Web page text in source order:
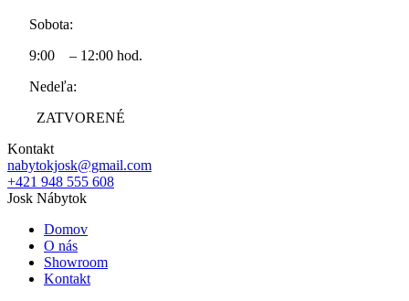
Sobota:
9:00 – 12:00 hod.
Nedeľa:
ZATVORENÉ
Kontakt
nabytokjosk@gmail.com
+421 948 555 608
Josk Nábytok
Domov
O nás
Showroom
Kontakt